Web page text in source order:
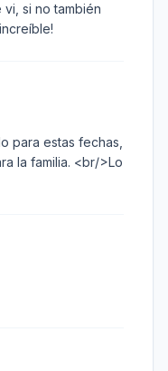
si no también
para estas fechas,
la familia. <br/>Lo